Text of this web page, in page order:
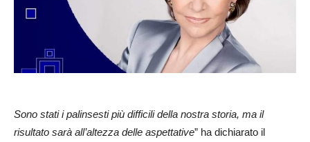
Sono stati i palinsesti più difficili della nostra storia, ma il
risultato sarà all’altezza delle aspettative” ha dichiarato il